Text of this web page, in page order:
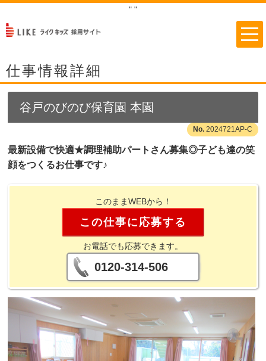
" "
仕事情報詳細
谷戸のびのび保育園 本園
2024721AP-C
最新設備で快適★調理補助パートさん募集◎子ども達の笑
顔をつくるお仕事です♪
このままWEBから！
この仕事に応募する
お電話でも応募できます。
0120-314-506